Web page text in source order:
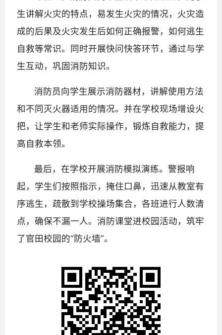
生讲解火灾的特点，易发生火灾的情况，火灾造
成的后果及火灾发生后如何正确报警，如何逃生
自救等常识。同时开展快问快答环节，通过与学
生互动，巩固消防知识。
消防员向学生展示消防器材，讲解使用方法
和不同灭火器适用的情况。并在学校现场增设火
把，让学生和老师实际操作，锻炼自救能力，提
高自救本领。
最后，在学校开展消防模拟演练。警报响
起，学生们按照指示，掩住口鼻，迅速从教室有
序逃生，疏散到学校操场集合，各班进行人数清
点，确保不漏一人。消防课堂进校园活动，筑牢
了官田校园的“防火墙”。